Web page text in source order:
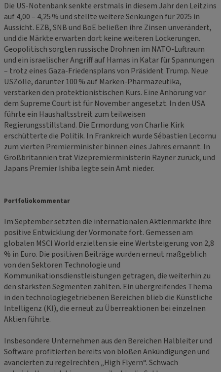
Die US-Notenbank senkte erstmals in diesem Jahr den Leitzins
auf 4,00 – 4,25 % und stellte weitere Senkungen für 2025 in
Aussicht. EZB, SNB und BoE beließen ihre Zinsen unverändert,
und die Märkte erwarten dort keine weiteren Lockerungen.
Geopolitisch sorgten russische Drohnen im NATO-Luftraum
und ein israelischer Angriff auf Hamas in Katar für Spannungen
– trotz eines Gaza-Friedensplans von Präsident Trump. Neue
USZölle, darunter 100 % auf Marken-Pharmazeutika,
verstärken den protektionistischen Kurs. Eine Anhörung vor
dem Supreme Court ist für November angesetzt. In den USA
führte ein Haushaltsstreit zum teilweisen
Regierungsstillstand. Die Ermordung von Charlie Kirk
erschütterte die Politik. In Frankreich wurde Sébastien Lecornu
zum vierten Premierminister binnen eines Jahres ernannt. In
Großbritannien trat Vizepremierministerin Rayner zurück, und
Japans Premier Ishiba legte sein Amt nieder.
Portfoliokommentar
Im September setzten die internationalen Aktienmärkte ihre
positive Entwicklung der Vormonate fort. Gemessen am
globalen MSCI World erzielten sie eine Wertsteigerung von 2,8
% in Euro. Die positiven Beiträge wurden erneut maßgeblich
von den Sektoren Technologie und
Kommunikationsdienstleistungen getragen, die weiterhin zu
den stärksten Segmenten zählten. Ein übergreifendes Thema
in den technologiegetriebenen Bereichen blieb die Künstliche
Intelligenz (KI), die erneut zu Überreaktionen bei einzelnen
Aktien führte.
Insbesondere Unternehmen aus den Bereichen Halbleiter und
Software profitierten bereits von bloßen Ankündigungen und
avancierten zu regelrechten „High Flyern“. Schwach